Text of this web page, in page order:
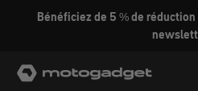
Aller au contenu
Bénéficiez de 5 % de
motogadget GmbH